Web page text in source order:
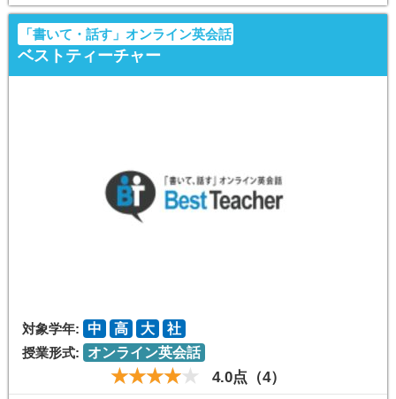
「書いて・話す」オンライン英会話
ベストティーチャー
対象学年: 中 高 大
社
授業形式:
オンライン英会話
4.0点（4）